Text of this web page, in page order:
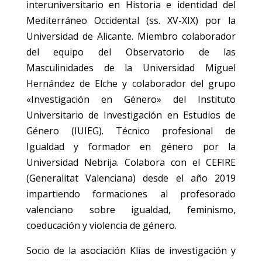
interuniversitario en Historia e identidad del
Mediterráneo Occidental (ss. XV-XIX) por la
Universidad de Alicante. Miembro colaborador
del equipo del Observatorio de las
Masculinidades de la Universidad Miguel
Hernández de Elche y colaborador del grupo
«Investigación en Género» del Instituto
Universitario de Investigación en Estudios de
Género (IUIEG). Técnico profesional de
Igualdad y formador en género por la
Universidad Nebrija. Colabora con el CEFIRE
(Generalitat Valenciana) desde el año 2019
impartiendo formaciones al profesorado
valenciano sobre igualdad, feminismo,
coeducación y violencia de género.
Socio de la asociación Klías de investigación y